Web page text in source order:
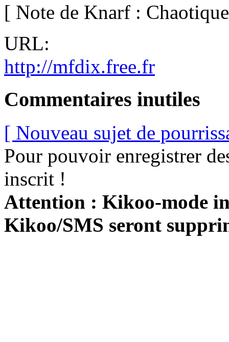
[ Note de Knarf :
URL:
http://mfdix.free.fr
Commentaires inutiles
[ Nouveau sujet de
Pour pouvoir enregistrer
inscrit !
Attention : Kikoo-mode
Kikoo/SMS seront